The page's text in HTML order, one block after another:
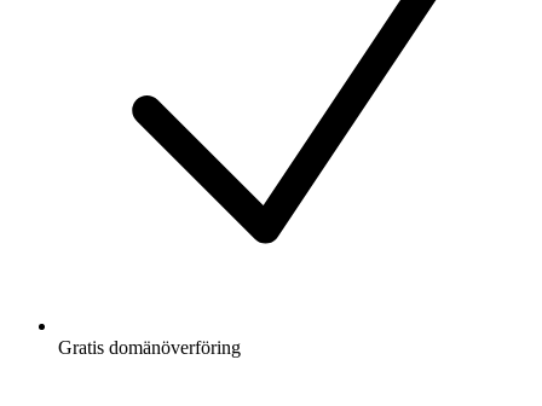
Gratis domänöverföring